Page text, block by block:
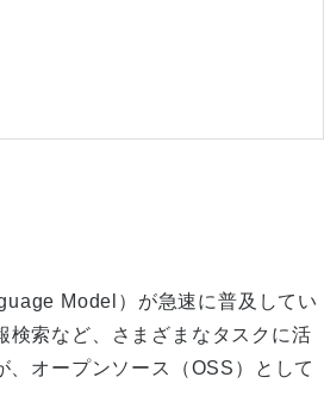
Model）が急速に普及してい
検索など、さまざまなタスクに活
オープンソース（OSS）として